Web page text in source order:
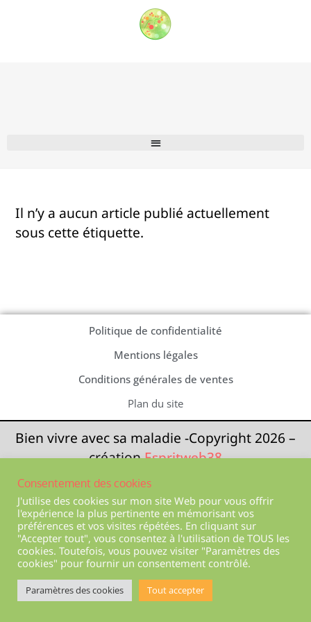
Il n’y a aucun article publié actuellement
sous cette étiquette.
Politique de confidentialité
Mentions légales
Conditions générales de ventes
Plan du site
Bien vivre avec sa maladie -Copyright 2026 –
créationEspritweb38
Consentement des cookies
J'utilise des cookies sur mon site Web pour vous offrir
l'expérience la plus pertinente en mémorisant vos
préférences et vos visites répétées. En cliquant sur
"Accepter tout", vous consentez à l'utilisation de TOUS les
cookies. Toutefois, vous pouvez visiter "Paramètres des
cookies" pour fournir un consentement contrôlé.
Paramètres des cookies Tout accepter